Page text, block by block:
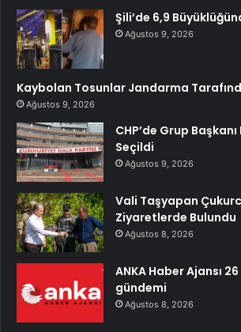
Şili’de 6,9
Ağustos 9, 2026
Kaybolan Tosunlar Jandarma
Ağustos 9, 2026
CHP’de Grup
Seçildi
Ağustos 9, 2026
Vali Taşyapan
Ziyaretlerde Bulundu
Ağustos 8, 2026
ANKA Haber Ajansı
gündemi
Ağustos 8, 2026